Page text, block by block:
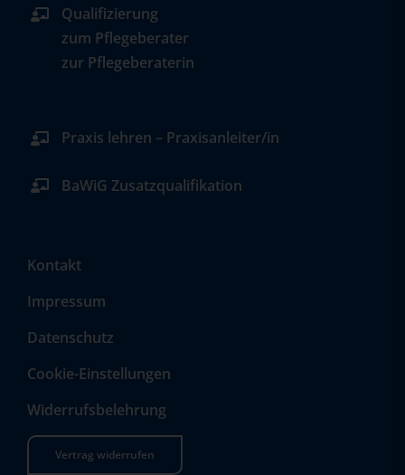
Qualifizierung
zum Pflegeberater
zur Pflegeberaterin
Praxis lehren – Praxisanleiter/in
BaWiG Zusatzqualifikation
Kontakt
Impressum
Datenschutz
Cookie-Einstellungen
Widerrufsbelehrung
Vertrag widerrufen